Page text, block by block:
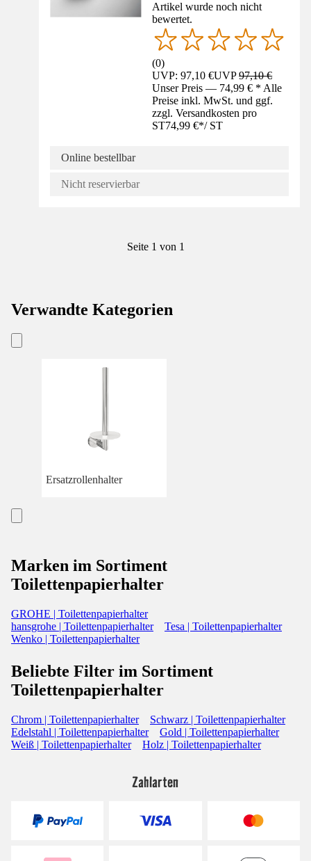
Artikel wurde noch nicht
bewertet.
(0)
UVP: 97,10 €UVP97,10 €
Unser Preis — 74,99 € * Alle
Preise inkl. MwSt. und ggf.
zzgl. Versandkosten pro
ST74,99 €*/ ST
Online bestellbar
Nicht reservierbar
Seite 1 von 1
Verwandte Kategorien
Ersatzrollenhalter
Marken im Sortiment
Toilettenpapierhalter
GROHE | Toilettenpapierhalter
hansgrohe | Toilettenpapierhalter
Tesa | Toilettenpapierhalter
Wenko | Toilettenpapierhalter
Beliebte Filter im Sortiment
Toilettenpapierhalter
Chrom | Toilettenpapierhalter
Schwarz | Toilettenpapierhalter
Edelstahl | Toilettenpapierhalter
Gold | Toilettenpapierhalter
Weiß | Toilettenpapierhalter
Holz | Toilettenpapierhalter
Zahlarten